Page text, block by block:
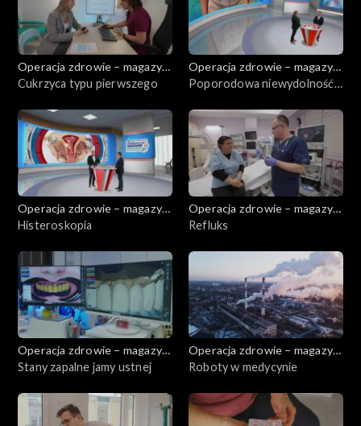
Operacja zdrowie – magazyn
medyczny
Cukrzyca typu pierwszego
Operacja zdrowie – magazyn
medyczny
Poporodowa niewydolność
Operacja zdrowie – magazyn
medyczny
Histeroskopia
Operacja zdrowie – magazyn
medyczny
Refluks
Operacja zdrowie – magazyn
medyczny
Stany zapalne jamy ustnej
Operacja zdrowie – magazyn
medyczny
Roboty w medycynie